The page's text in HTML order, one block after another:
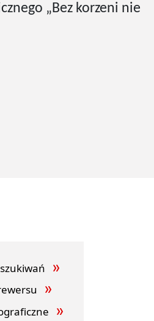
„Bez korzeni nie